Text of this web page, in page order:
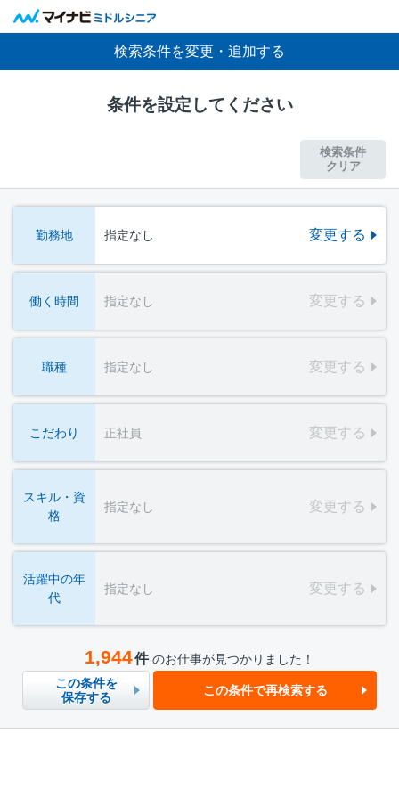
検索条件を変更・追加する
条件を設定してください
検索条件
クリア
勤務地 指定なし 変更する
働く時間 指定なし 変更する
職種 指定なし 変更する
こだわり 正社員 変更する
スキル・資
格
指定なし 変更する
活躍中の年
代
指定なし 変更する
1,944件 のお仕事が見つかりました！
この条件を
保存する
この条件で再検索する